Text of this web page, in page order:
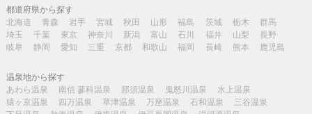
都道府県から探す
北海道
青森 岩手 宮城 秋田 山形 福島 茨城 栃木
群馬
埼玉
千葉 東京 神奈川 新潟 富山 石川 福井 山梨
長野
岐阜
静岡 愛知 三重 京都 和歌山 福岡 長崎 熊本 鹿児島
温泉地から探す
あわら温泉
南信 蓼科温泉 那須温泉 鬼怒川温泉
水上温泉
猿ヶ京温泉
四万温泉 草津温泉 万座温泉 石和温泉
三谷温泉